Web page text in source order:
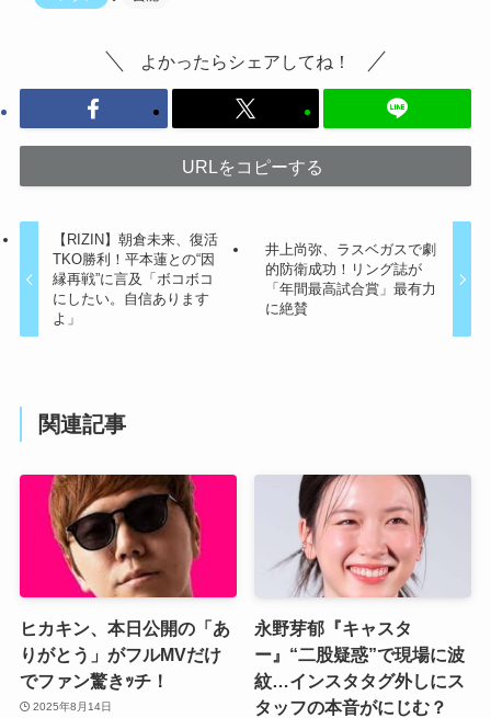
よかったらシェアしてね！
URLをコピーする
【RIZIN】朝倉未来、復活
TKO勝利！平本蓮との“因
縁再戦”に言及「ボコボコ
にしたい。自信あります
よ」
井上尚弥、ラスベガスで劇
的防衛成功！リング誌が
「年間最高試合賞」最有力
に絶賛
関連記事
ヒカキン、本日公開の「あ
りがとう」がフルMVだけ
でファン驚きｯチ！
2025年8月14日
永野芽郁『キャスタ
ー』“二股疑惑”で現場に波
紋…インスタタグ外しにス
タッフの本音がにじむ？